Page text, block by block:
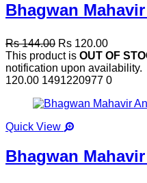
Bhagwan
Rs 144.00 Rs 120.00
This product is OUT OF
notification upon availability.
120.00 1491220977 0
Quick View
Bhagwan